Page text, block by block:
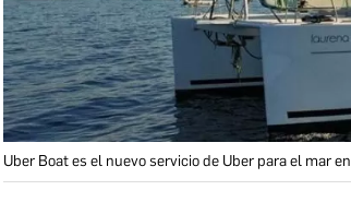
Uber Boat es el nuevo servicio de Uber para el mar